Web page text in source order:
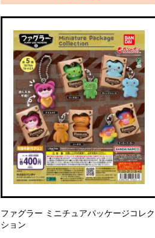
ファグラー ミニチュアパッケージコレク
ション